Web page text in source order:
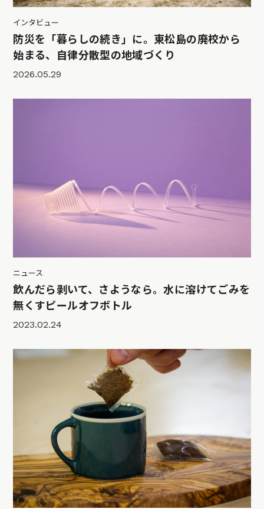
インタビュー
防災を「暮らしの続き」に。東松島の廃校から
始まる、自律分散型の地域づくり
2026.05.29
ニュース
飲んだら剥いて、さようなら。水に溶けてごみを
無くすピールオフボトル
2023.02.24